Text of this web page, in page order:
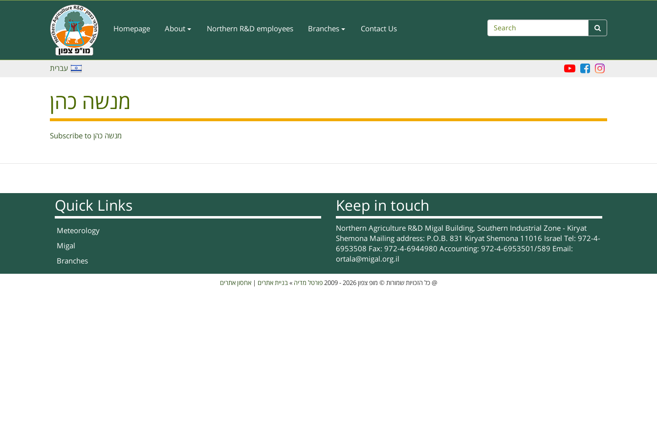
Main
Homepage About Northern R&D employees Branches Contact Us Search 
עברית
מנשה כהן
Subscribe to מנשה כהן
Keep in touch
Northern Agriculture R&D Migal Building, Southern Industrial Zone - Kiryat
Shemona Mailing address: P.O.B. 831 Kiryat Shemona 11016 Israel Tel: 972-4-
6953508 Fax: 972-4-6944980 Accounting: 972-4-6953501/589 Email:
ortala@migal.org.il
Quick Links
Meteorology
Migal
Branches
כל הזכויות שמורות © מופ צפון 2026 - 2009 פורטל מדיה »בניית אתרים |אחסון אתרים @